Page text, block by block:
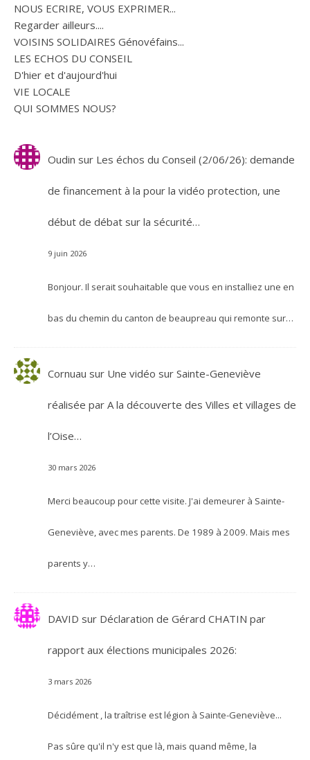
NOUS ECRIRE, VOUS EXPRIMER...
Regarder ailleurs....
VOISINS SOLIDAIRES Génovéfains...
LES ECHOS DU CONSEIL
D'hier et d'aujourd'hui
VIE LOCALE
QUI SOMMES NOUS?
Oudin sur Les échos du Conseil (2/06/26): demande
de financement à la pour la vidéo protection, une
début de débat sur la sécurité…
9 juin 2026
Bonjour. Il serait souhaitable que vous en installiez une en
bas du chemin du canton de beaupreau qui remonte sur…
Cornuau sur Une vidéo sur Sainte-Geneviève
réalisée par A la découverte des Villes et villages de
l’Oise…
30 mars 2026
Merci beaucoup pour cette visite. J'ai demeurer à Sainte-
Geneviève, avec mes parents. De 1989 à 2009. Mais mes
parents y…
DAVID sur Déclaration de Gérard CHATIN par
rapport aux élections municipales 2026:
3 mars 2026
Décidément , la traîtrise est légion à Sainte-Geneviève...
Pas sûre qu'il n'y est que là, mais quand même, la